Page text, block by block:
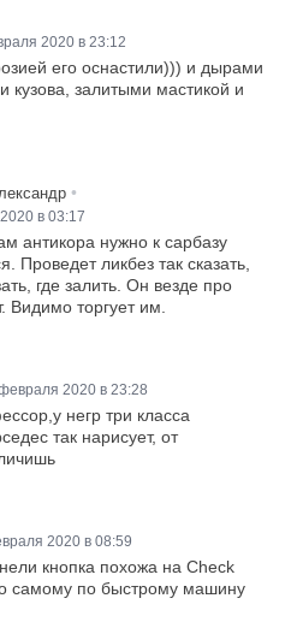
2020 в 23:12
его оснастили))) и дырами
кузова, залитыми мастикой и
•
в 03:17
антикора нужно к сарбазу
Проведет ликбез так сказать,
где залить. Он везде про
Видимо торгует им.
2020 в 23:28
негр три класса
так нарисует, от
2020 в 08:59
кнопка похожа на Check
самому по быстрому машину